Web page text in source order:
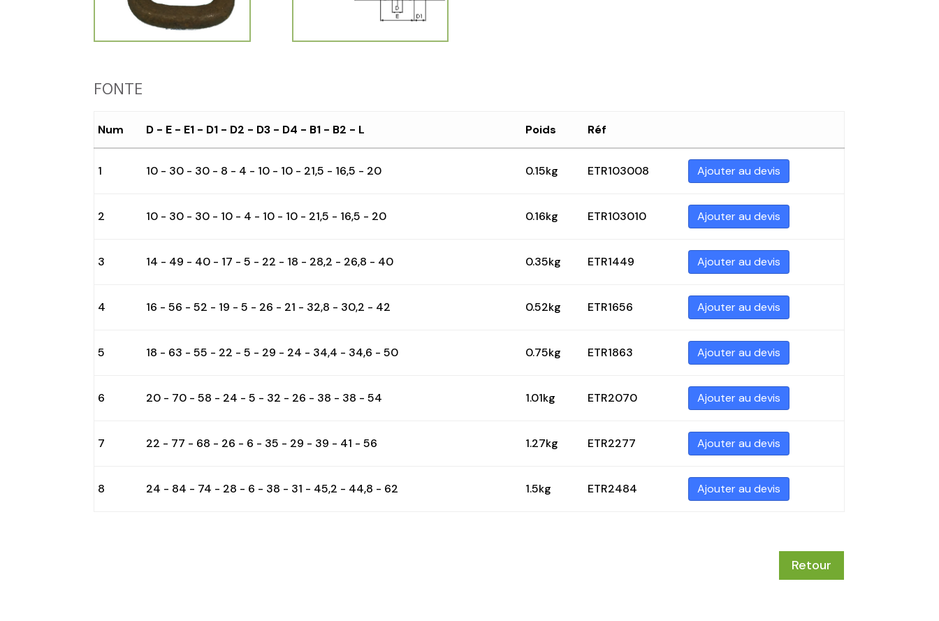
FONTE
Num D - E - E1 - D1 - D2 - D3 - D4 - B1 - B2 - L Poids Réf
1 10 - 30 - 30 - 8 - 4 - 10 - 10 - 21,5 - 16,5 - 20 0.15kg ETR103008 Ajouter au devis
2 10 - 30 - 30 - 10 - 4 - 10 - 10 - 21,5 - 16,5 - 20 0.16kg ETR103010 Ajouter au devis
3 14 - 49 - 40 - 17 - 5 - 22 - 18 - 28,2 - 26,8 - 40 0.35kg ETR1449 Ajouter au devis
4 16 - 56 - 52 - 19 - 5 - 26 - 21 - 32,8 - 30,2 - 42 0.52kg ETR1656 Ajouter au devis
5 18 - 63 - 55 - 22 - 5 - 29 - 24 - 34,4 - 34,6 - 50 0.75kg ETR1863 Ajouter au devis
6 20 - 70 - 58 - 24 - 5 - 32 - 26 - 38 - 38 - 54 1.01kg ETR2070 Ajouter au devis
7 22 - 77 - 68 - 26 - 6 - 35 - 29 - 39 - 41 - 56 1.27kg ETR2277 Ajouter au devis
8 24 - 84 - 74 - 28 - 6 - 38 - 31 - 45,2 - 44,8 - 62 1.5kg ETR2484 Ajouter au devis
Retour